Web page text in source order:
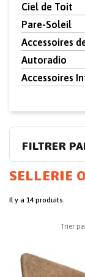
Ciel de Toit
Pare-Soleil
Accessoires
Autoradio
Accessoires
FILTRER
SELLERIE
Il y a 14 produits.
Trier